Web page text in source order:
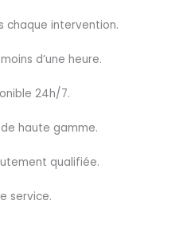
chaque intervention.
d’une heure.
24h/7.
haute gamme.
qualifiée.
service.